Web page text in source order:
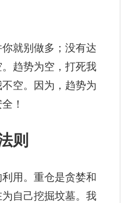
就别做多；没有达
趋势为空，打死我
空。因为，趋势为
！
则
用。重仓是贪婪和
自己挖掘坟墓。我